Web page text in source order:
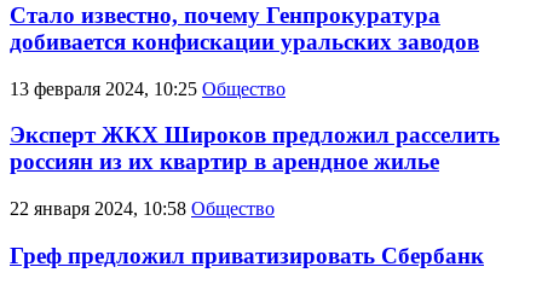
Cтало известно, почему Генпрокуратура
добивается конфискации уральских заводов
13 февраля 2024, 10:25 Общество
Эксперт ЖКХ Широков предложил расселить
россиян из их квартир в арендное жилье
22 января 2024, 10:58 Общество
Греф предложил приватизировать Сбербанк